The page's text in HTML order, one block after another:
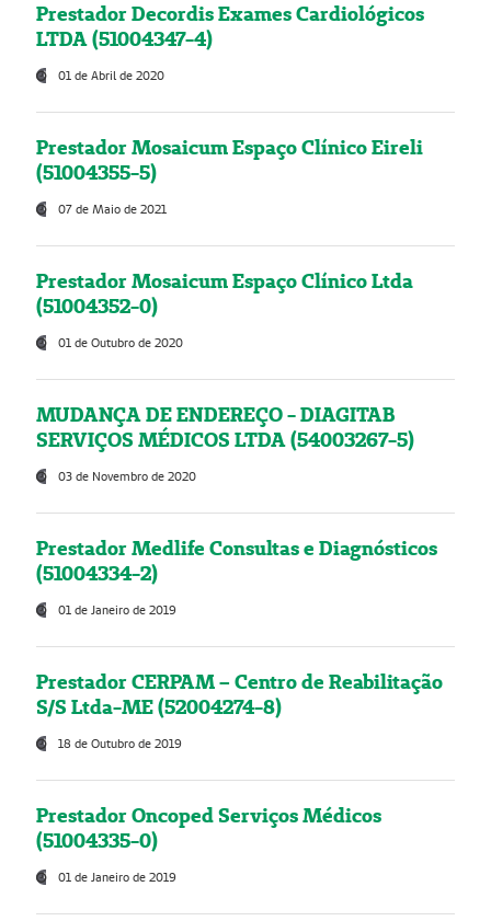
Prestador Decordis Exames Cardiológicos
LTDA (51004347-4)
01 de Abril de 2020
Prestador Mosaicum Espaço Clínico Eireli
(51004355-5)
07 de Maio de 2021
Prestador Mosaicum Espaço Clínico Ltda
(51004352-0)
01 de Outubro de 2020
MUDANÇA DE ENDEREÇO - DIAGITAB
SERVIÇOS MÉDICOS LTDA (54003267-5)
03 de Novembro de 2020
Prestador Medlife Consultas e Diagnósticos
(51004334-2)
01 de Janeiro de 2019
Prestador CERPAM – Centro de Reabilitação
S/S Ltda-ME (52004274-8)
18 de Outubro de 2019
Prestador Oncoped Serviços Médicos
(51004335-0)
01 de Janeiro de 2019